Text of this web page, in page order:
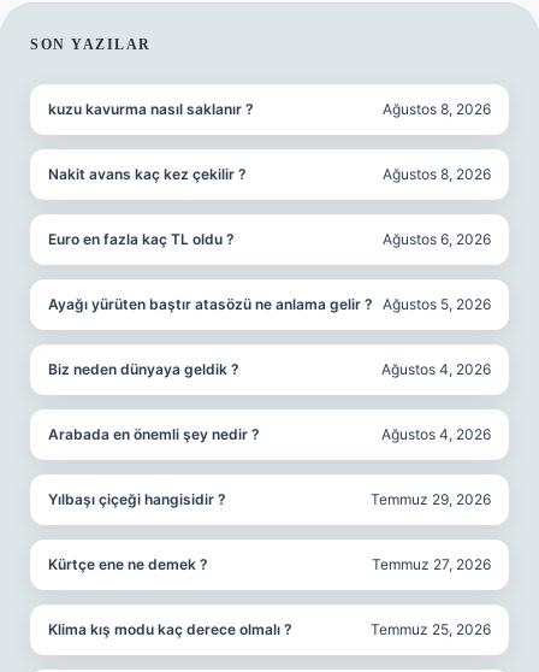
SIDEBAR
SON YAZILAR
kuzu kavurma nasıl saklanır ? Ağustos 8, 2026
Nakit avans kaç kez çekilir ? Ağustos 8, 2026
Euro en fazla kaç TL oldu ? Ağustos 6, 2026
Ayağı yürüten baştır atasözü ne anlama gelir ? Ağustos 5, 2026
Biz neden dünyaya geldik ? Ağustos 4, 2026
Arabada en önemli şey nedir ? Ağustos 4, 2026
Yılbaşı çiçeği hangisidir ? Temmuz 29, 2026
Kürtçe ene ne demek ? Temmuz 27, 2026
Klima kış modu kaç derece olmalı ? Temmuz 25, 2026